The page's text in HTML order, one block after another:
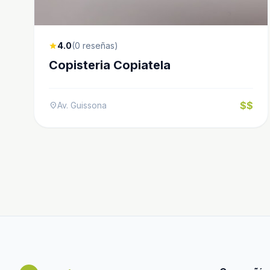
star4.0(0 reseñas)
Copisteria Copiatela
location_onAv. Guissona $$